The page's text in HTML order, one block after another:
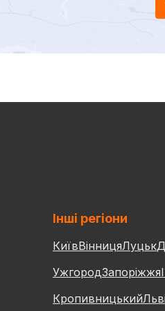
Інші регіони
КиївВінницяЛуцьк
УжгородЗапоріжжя
Кропивницький